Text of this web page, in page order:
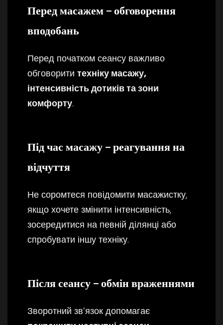
Перед масажем – обговорення
вподобань
Перед початком сеансу важливо
обговорити техніку масажу,
інтенсивність дотиків та зони
комфорту.
Під час масажу – реагування на
відчуття
Не соромтеся повідомити масажистку,
якщо хочете змінити інтенсивність,
зосередитися на певній ділянці або
спробувати іншу техніку.
Після сеансу – обмін враженнями
Зворотний зв’язок допомагає